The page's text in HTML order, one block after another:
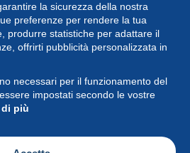
la sicurezza della nostra
preferenze per rendere la tua
produrre statistiche per adattare il
offrirti pubblicità personalizzata in
necessari per il funzionamento del
impostati secondo le vostre
di più